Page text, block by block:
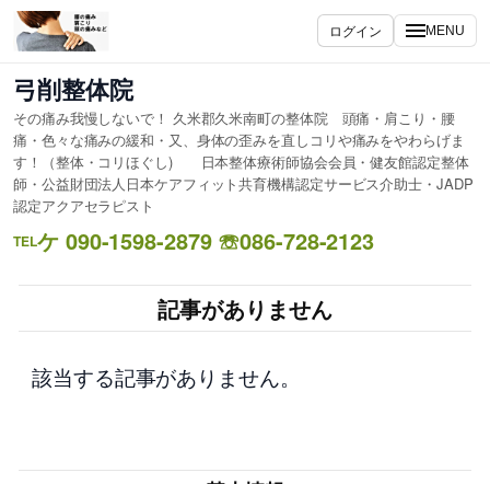
内
容
ス
キ
ッ
プ
ログイン MENU
弓削整体院
その痛み我慢しないで！ 久米郡久米南町の整体院 頭痛・肩こり・腰
痛・色々な痛みの緩和・又、身体の歪みを直しコリや痛みをやわらげま
す！（整体・コリほぐし) 日本整体療術師協会会員・健友館認定整体
師・公益財団法人日本ケアフィット共育機構認定サービス介助士・JADP
認定アクアセラピスト
TELケ 090-1598-2879 ☏086-728-2123
記事がありません
該当する記事がありません。